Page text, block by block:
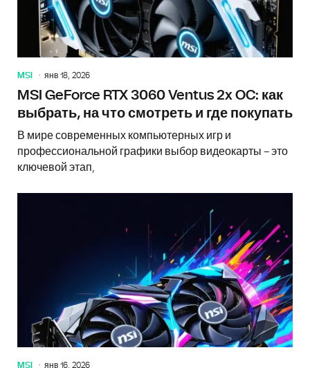
MSI янв 18, 2026
MSI GeForce RTX 3060 Ventus 2x OC: как
выбрать, на что смотреть и где покупать
В мире современных компьютерных игр и
профессиональной графики выбор видеокарты – это
ключевой этап,
MSI янв 16, 2026